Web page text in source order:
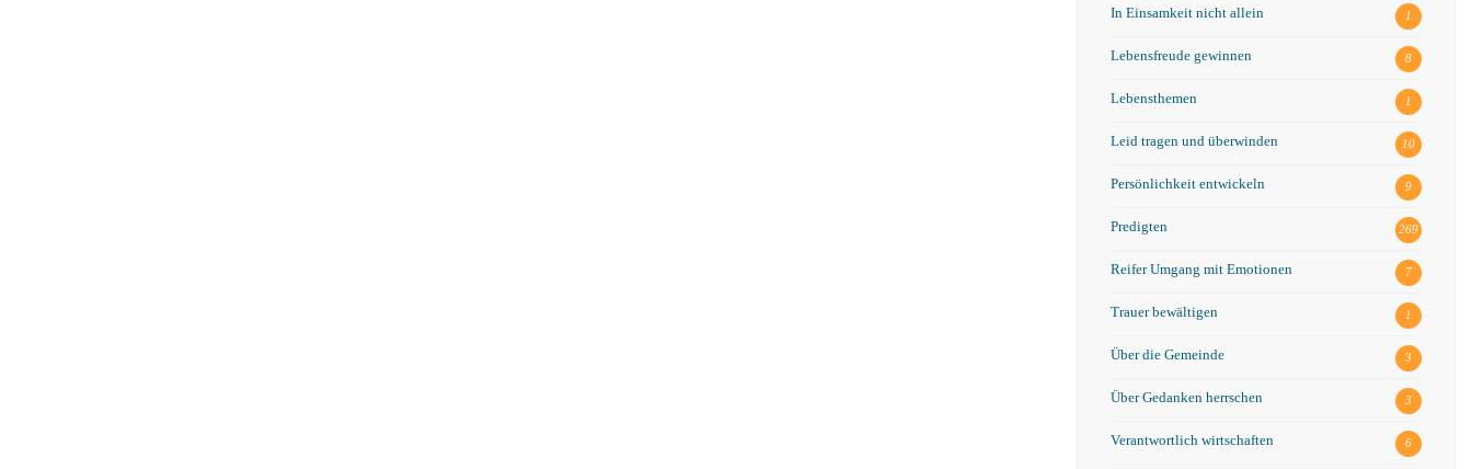
In Einsamkeit nicht allein 1
Lebensfreude gewinnen 8
Lebensthemen 1
Leid tragen und überwinden 10
Persönlichkeit entwickeln 9
Predigten 269
Reifer Umgang mit Emotionen 7
Trauer bewältigen 1
Über die Gemeinde 3
Über Gedanken herrschen 3
Verantwortlich wirtschaften 6